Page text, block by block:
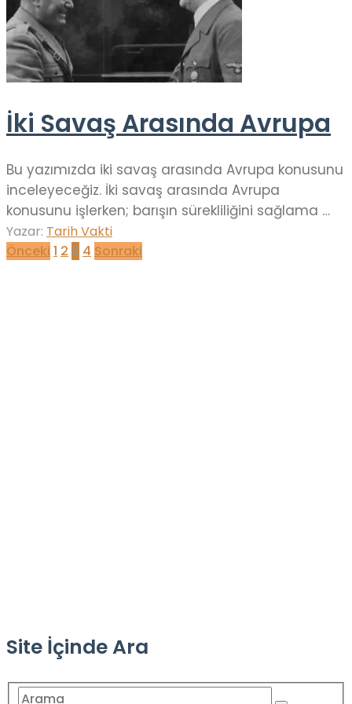
İki Savaş Arasında Avrupa
Bu yazımızda iki savaş arasında Avrupa konusunu
inceleyeceğiz. İki savaş arasında Avrupa
konusunu işlerken; barışın sürekliliğini sağlama …
Yazar: Tarih Vakti
Yazı
Önceki 1 2 3 4 Sonraki
Site İçinde Ara